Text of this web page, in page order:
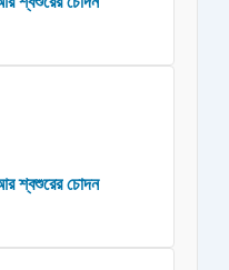
শ্বশুরের চোদন